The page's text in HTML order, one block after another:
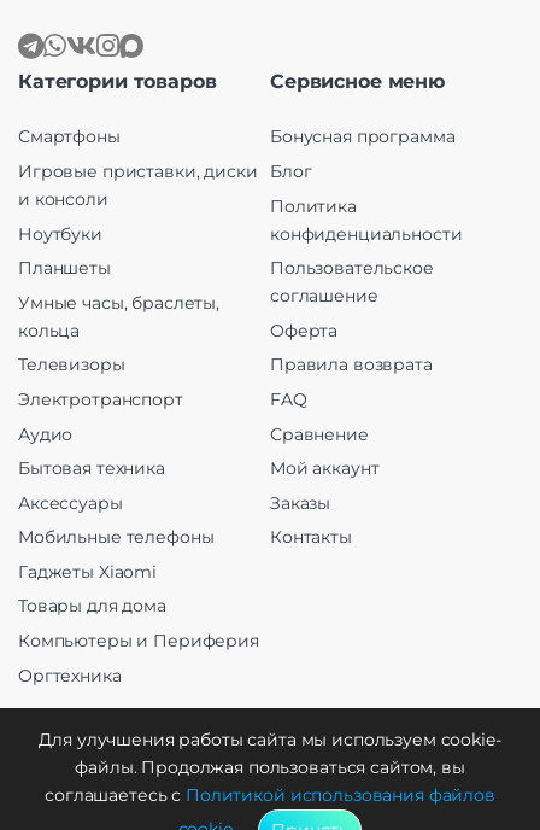
Категории товаров
Смартфоны
Игровые приставки, диски
и консоли
Ноутбуки
Планшеты
Умные часы, браслеты,
кольца
Телевизоры
Электротранспорт
Аудио
Бытовая техника
Аксессуары
Мобильные телефоны
Гаджеты Xiaomi
Товары для дома
Компьютеры и Периферия
Оргтехника
Сервисное меню
Бонусная программа
Блог
Политика
конфиденциальности
Пользовательское
соглашение
Оферта
Правила возврата
FAQ
Сравнение
Мой аккаунт
Заказы
Контакты
Создание и продвижение
Для улучшения работы сайта мы используем cookie-
файлы. Продолжая пользоваться сайтом, вы
соглашаетесь с Политикой использования файлов